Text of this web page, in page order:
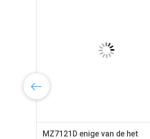
MZ7121D enige van de het